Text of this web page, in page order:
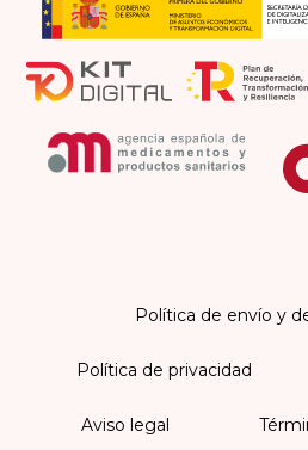
Política de envío y
Política de privacidad
Aviso legal